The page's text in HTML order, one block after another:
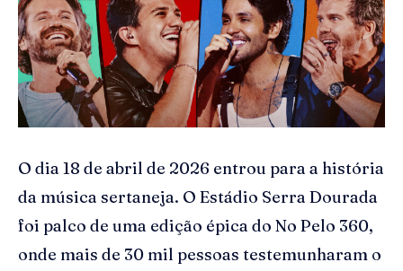
O dia 18 de abril de 2026 entrou para a história
da música sertaneja. O Estádio Serra Dourada
foi palco de uma edição épica do No Pelo 360,
onde mais de 30 mil pessoas testemunharam o